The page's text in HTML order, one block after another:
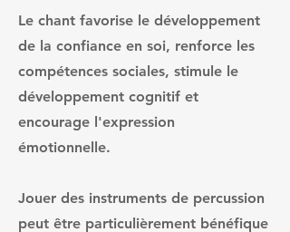
Le chant favorise le développement
de la confiance en soi, renforce les
compétences sociales, stimule le
développement cognitif et
encourage l'expression
émotionnelle.
Jouer des instruments de percussion
peut être particulièrement bénéfique